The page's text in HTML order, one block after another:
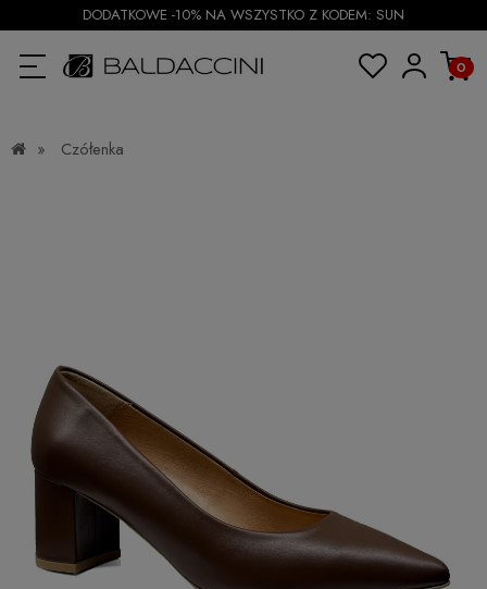
DODATKOWE -10% NA WSZYSTKO Z KODEM: SUN
» Czółenka